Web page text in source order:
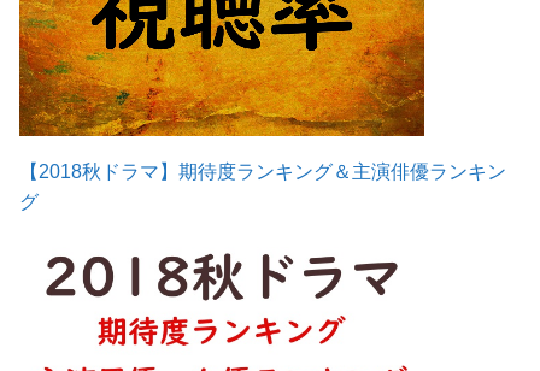
【2018秋ドラマ】期待度ランキング＆主演俳優ランキン
グ